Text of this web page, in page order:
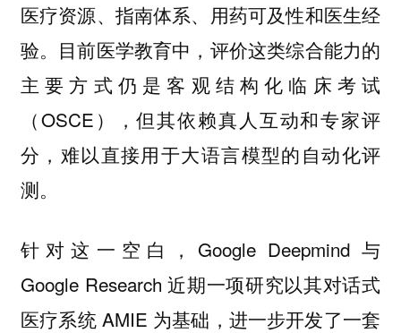
医疗资源、指南体系、用药可及性和医生经
验。目前医学教育中，评价这类综合能力的
主要方式仍是客观结构化临床考试
（OSCE），但其依赖真人互动和专家评
分，难以直接用于大语言模型的自动化评
测。
针对这一空白，Google Deepmind 与
Google Research 近期一项研究以其对话式
医疗系统 AMIE 为基础，进一步开发了一套